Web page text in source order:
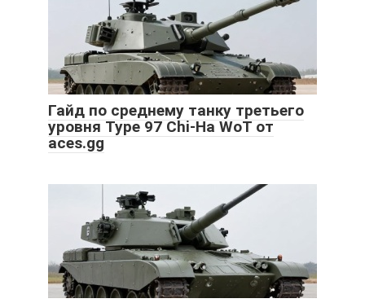
Гайд по среднему танку третьего
уровня Type 97 Chi-Ha WoT от
aces.gg